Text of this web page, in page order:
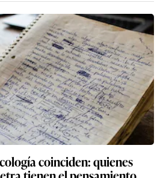
coinciden: quienes